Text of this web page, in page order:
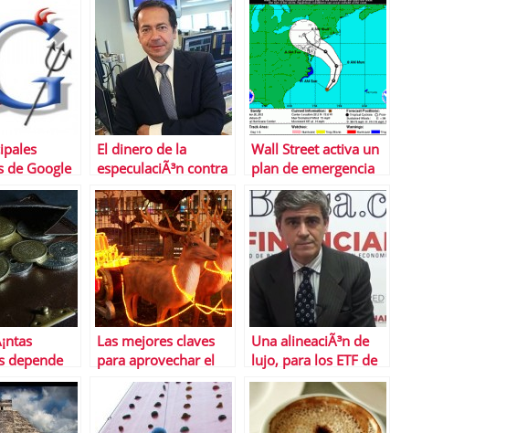
de Google
antes del
El dinero de la
especulaciÃ³n contra
EspaÃ±a, sirve para
conservar Central
Park
Wall Street activa un
plan de emergencia
ante el cierre de sus
sedes en Nueva York
depende
de
Las mejores claves
para aprovechar el
rally del fin de aÃ±o
en Bolsa
Una alineaciÃ³n de
lujo, para los ETF de
2013